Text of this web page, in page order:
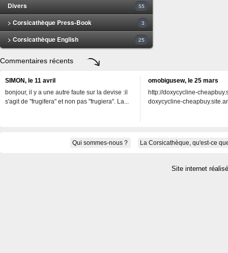
Divers 55
> Corsicathèque Press-Book 3
> Corsicathèque English 25
Commentaires récents
SIMON, le 11 avril
bonjour, il y a une autre faute sur la devise :il
s'agit de "frugifera" et non pas "frugiera". La...
omobigusew, le 25 mars
http://doxycycline-
doxycycline-
Qui sommes-nous ? La Corsicathèque, qu'est-ce
Site internet